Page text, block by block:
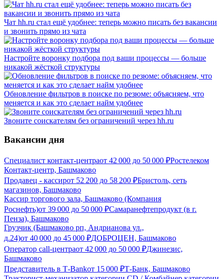
Чат hh.ru стал ещё удобнее: теперь можно писать без вакансии
и звонить прямо из чата
Настройте воронку подбора под ваши процессы — больше
никакой жёсткой структуры
Обновление фильтров в поиске по резюме: объясняем, что
меняется и как это сделает найм удобнее
Звоните соискателям без ограничений через hh.ru
Вакансии дня
Специалист контакт-центраот 42 000 до 50 000 ₽Ростелеком
Контакт-центр, Башмаково
Продавец - кассирот 52 200 до 58 200 ₽Бристоль, сеть
магазинов, Башмаково
Кассир торгового зала, Башмаково (Компания
Роснефть)от 39 000 до 50 000 ₽Самаранефтепродукт (в г.
Пенза), Башмаково
Грузчик (Башмаково рп, Андрианова ул.,
д.24)от 40 000 до 45 000 ₽ДОБРОЦЕН, Башмаково
Оператор call-центраот 42 000 до 50 000 ₽Джинезис,
Башмаково
Представитель в Т-Bankот 15 000 ₽Т-Банк, Башмаково